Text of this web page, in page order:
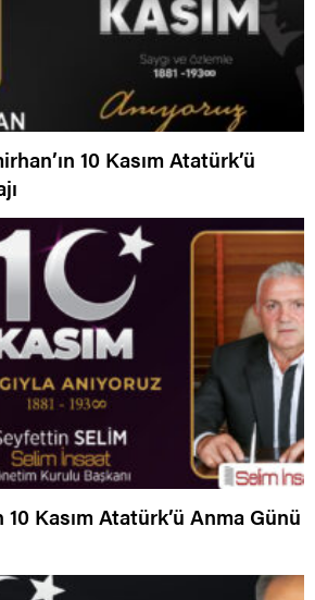
10 Kasım Atatürk’ü
Kasım Atatürk’ü Anma Günü